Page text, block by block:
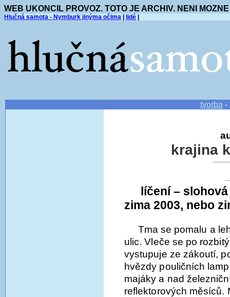
WEB UKONCIL PROVOZ. TOTO JE ARCHIV. NENI
Hlučná samota - Nymburk jinýma očima lidé
tvorba -
krajina
líčení –
zima 2003, nebo
Tma se pomalu a
ulic. Vleče se po
vystupuje ze zákoutí,
hvězdy pouličních
majáky a nad
reflektorových měsíců.